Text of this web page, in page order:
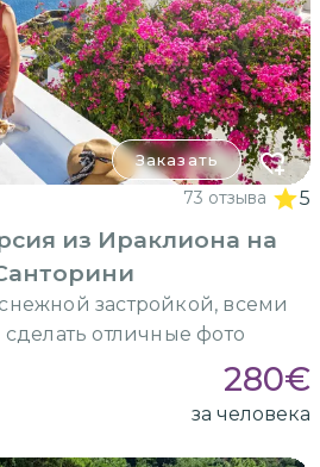
Заказать
73 отзыва 5
из Ираклиона на
застройкой, всеми
отличные фото
280€
за человека